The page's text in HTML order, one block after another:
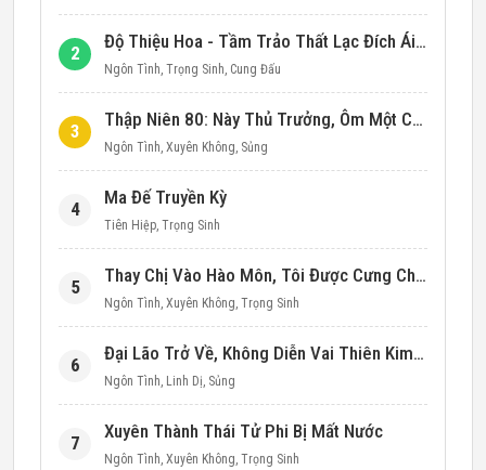
2
Độ Thiệu Hoa - Tầm Trảo Thất Lạc Đích Ái Tình
Ngôn Tình, Trọng Sinh, Cung Đấu
3
Thập Niên 80: Này Thủ Trưởng, Ôm Một Cái Đi!
Ngôn Tình, Xuyên Không, Sủng
4
Ma Đế Truyền Kỳ
Tiên Hiệp, Trọng Sinh
5
Thay Chị Vào Hào Môn, Tôi Được Cưng Chiều Hết Mực (Thập Niên 90)
Ngôn Tình, Xuyên Không, Trọng Sinh
6
Đại Lão Trở Về, Không Diễn Vai Thiên Kim Giả Nữa
Ngôn Tình, Linh Dị, Sủng
7
Xuyên Thành Thái Tử Phi Bị Mất Nước
Ngôn Tình, Xuyên Không, Trọng Sinh